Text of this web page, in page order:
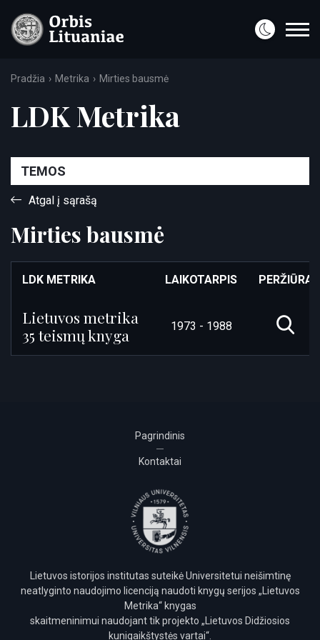
Pradžia Metrika Mirties bausmė
LDK Metrika
TEMOS
Atgal į sąrašą
Mirties bausmė
LDK METRIKA LAIKOTARPIS PERŽIŪRA
Lietuvos metrika
35 teismų knyga
1973 - 1988
Pagrindinis
Kontaktai
Lietuvos istorijos institutas suteikė Universitetui neišimtinę
neatlyginto naudojimo licenciją naudoti knygų serijos „Lietuvos
Metrika“ knygas
skaitmeninimui naudojant tik projekto „Lietuvos Didžiosios
kunigaikštystės vartai“.